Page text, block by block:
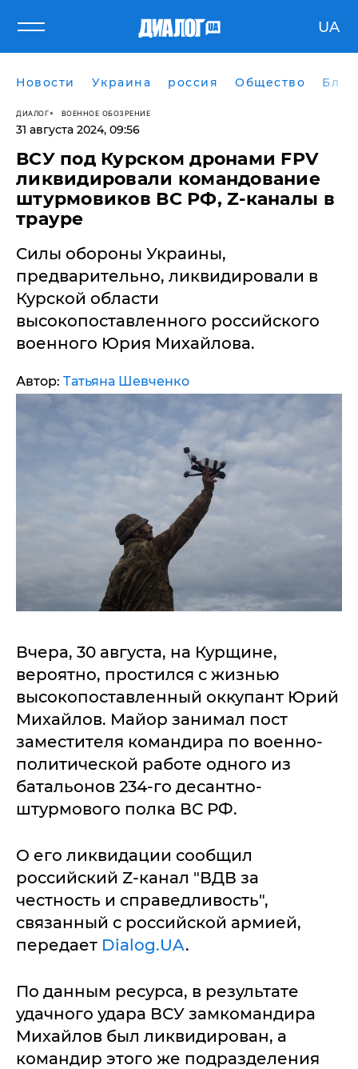
UA
Новости Украина россия Общество
ДИАЛОГ ВОЕННОЕ ОБОЗРЕНИЕ
31 августа 2024, 09:56
​ВСУ под Курском дронами FPV
ликвидировали командование
штурмовиков ВС РФ, Z-каналы в
трауре
Силы обороны Украины,
предварительно, ликвидировали в
Курской области
высокопоставленного российского
военного Юрия Михайлова.
Автор: Татьяна Шевченко
Вчера, 30 августа, на Курщине,
вероятно, простился с жизнью
высокопоставленный оккупант Юрий
Михайлов. Майор занимал пост
заместителя командира по военно-
политической работе одного из
батальонов 234-го десантно-
штурмового полка ВС РФ.
О его ликвидации сообщил
российский Z-канал "ВДВ за
честность и справедливость",
связанный с российской армией,
передает Dialog.UA.
По данным ресурса, в результате
удачного удара ВСУ замкомандира
Михайлов был ликвидирован, а
командир этого же подразделения